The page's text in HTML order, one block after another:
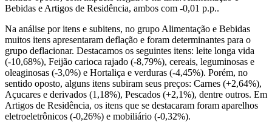
Bebidas e Artigos de Residência, ambos com -0,01 p.p..
Na análise por itens e subitens, no grupo Alimentação e Bebidas
muitos itens apresentaram deflação e foram determinantes para o
grupo deflacionar. Destacamos os seguintes itens: leite longa vida
(-10,68%), Feijão carioca rajado (-8,79%), cereais, leguminosas e
oleaginosas (-3,0%) e Hortaliça e verduras (-4,45%). Porém, no
sentido oposto, alguns itens subiram seus preços: Carnes (+2,64%),
Açucares e derivados (1,18%), Pescados (+2,1%), dentre outros. Em
Artigos de Residência, os itens que se destacaram foram aparelhos
eletroeletrônicos (-0,26%) e mobiliário (-0,32%).